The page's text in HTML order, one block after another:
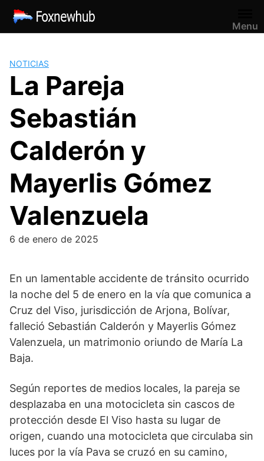
Saltar
contenido
Menu
NOTICIAS
La Pareja
Sebastián
Calderón y
Mayerlis Gómez
Valenzuela
6 de enero de 2025
En un lamentable accidente de tránsito ocurrido
la noche del 5 de enero en la vía que comunica a
Cruz del Viso, jurisdicción de Arjona, Bolívar,
falleció Sebastián Calderón y Mayerlis Gómez
Valenzuela, un matrimonio oriundo de María La
Baja.
Según reportes de medios locales, la pareja se
desplazaba en una motocicleta sin cascos de
protección desde El Viso hasta su lugar de
origen, cuando una motocicleta que circulaba sin
luces por la vía Pava se cruzó en su camino,